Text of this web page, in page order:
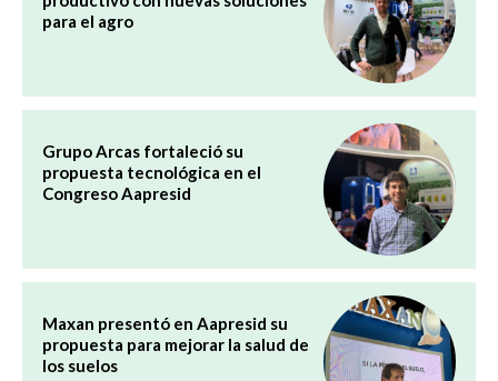
para el agro
Grupo Arcas fortaleció su
propuesta tecnológica en el
Congreso Aapresid
Maxan presentó en Aapresid su
propuesta para mejorar la salud de
los suelos